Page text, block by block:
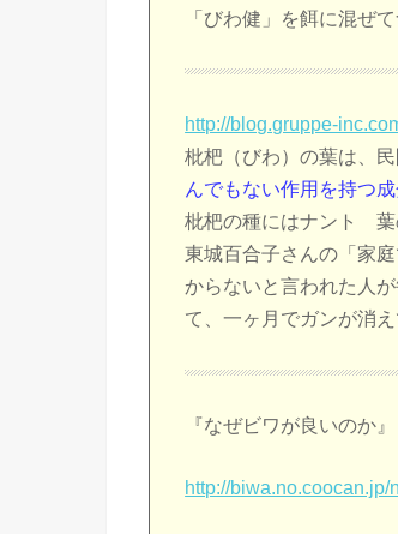
「びわ健」を餌に混ぜ
http://blog.gruppe-
枇杷（びわ）の葉は、
んでもない作用を持つ
枇杷の種にはナント 葉
東城百合子さんの「家
からないと言われた人
て、一ヶ月でガンが消
『なぜビワが良いのか』
http://biwa.no.coocan.jp/